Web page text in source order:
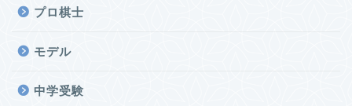
プロ棋士
モデル
中学受験